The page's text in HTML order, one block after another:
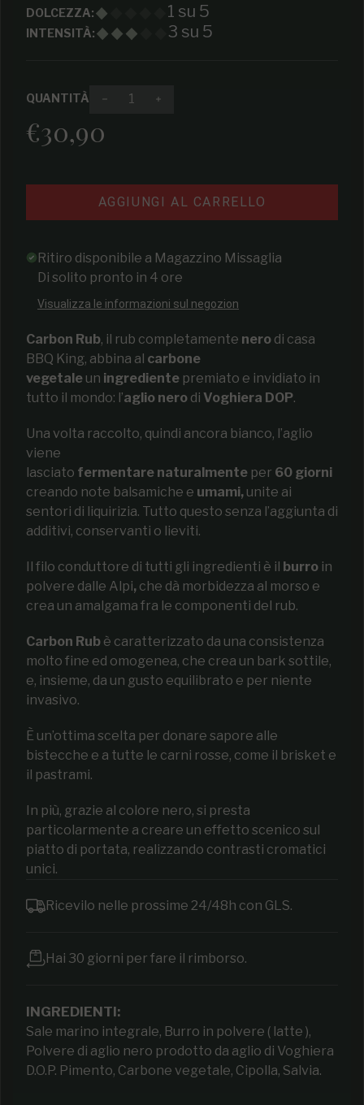
DOLCEZZA: 1 su 5
INTENSITÀ: 3 su 5
QUANTITÀ
Diminuire la quantità per Carbon Rub
Prezzo regolare
€30,90
AGGIUNGI AL CARRELLO
Ritiro disponibile a Magazzino Missaglia
Di solito pronto in 4 ore
Visualizza le informazioni sul negozion
Carbon Rub, il rub completamente nero di casa
BBQ King, abbina al carbone
vegetale un ingrediente premiato e invidiato in
tutto il mondo: l’aglio nero di Voghiera DOP.
Una volta raccolto, quindi ancora bianco, l’aglio
viene
lasciato fermentare naturalmente per 60 giorni
creando note balsamiche e umami, unite ai
sentori di liquirizia. Tutto questo senza l’aggiunta di
additivi, conservanti o lieviti.
Il filo conduttore di tutti gli ingredienti è il burro in
polvere dalle Alpi, che dà morbidezza al morso e
crea un amalgama fra le componenti del rub.
Carbon Rub è caratterizzato da una consistenza
molto fine ed omogenea, che crea un bark sottile,
e, insieme, da un gusto equilibrato e per niente
invasivo.
È un’ottima scelta per donare sapore alle
bistecche e a tutte le carni rosse, come il brisket e
il pastrami.
In più, grazie al colore nero, si presta
particolarmente a creare un effetto scenico sul
piatto di portata, realizzando contrasti cromatici
unici.
Ricevilo nelle prossime 24/48h con GLS.
Hai 30 giorni per fare il rimborso.
INGREDIENTI:
Sale marino integrale, Burro in polvere ( latte ),
Polvere di aglio nero prodotto da aglio di Voghiera
D.O.P. Pimento, Carbone vegetale, Cipolla, Salvia.